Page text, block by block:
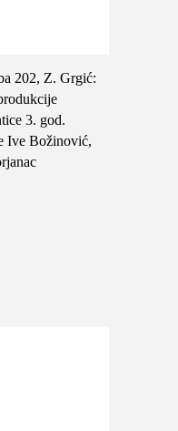
202, Z. Grgić:
3. god.
Ive Božinović,